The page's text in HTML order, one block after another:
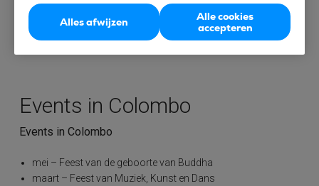
Goedkoop vliegen naar Colombo doe je met één van de
vele voordelige vluchten en vliegtickets Colombo van
Tix!
Events in Colombo
Events in Colombo
mei – Feest van de geboorte van Buddha
maart – Feest van Muziek, Kunst en Dans
Alles afwijzen
Alle cookies
accepteren